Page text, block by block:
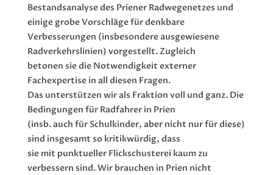
Bestandsanalyse des Priener Radwegenetzes und
einige grobe Vorschläge für denkbare
Verbesserungen (insbesondere ausgewiesene
Radverkehrslinien) vorgestellt. Zugleich
betonen sie die Notwendigkeit externer
Fachexpertise in all diesen Fragen.
Das unterstützen wir als Fraktion voll und ganz. Die
Bedingungen für Radfahrer in Prien
(insb. auch für Schulkinder, aber nicht nur für diese)
sind insgesamt so kritikwürdig, dass
sie mit punktueller Flickschusterei kaum zu
verbessern sind. Wir brauchen in Prien nicht